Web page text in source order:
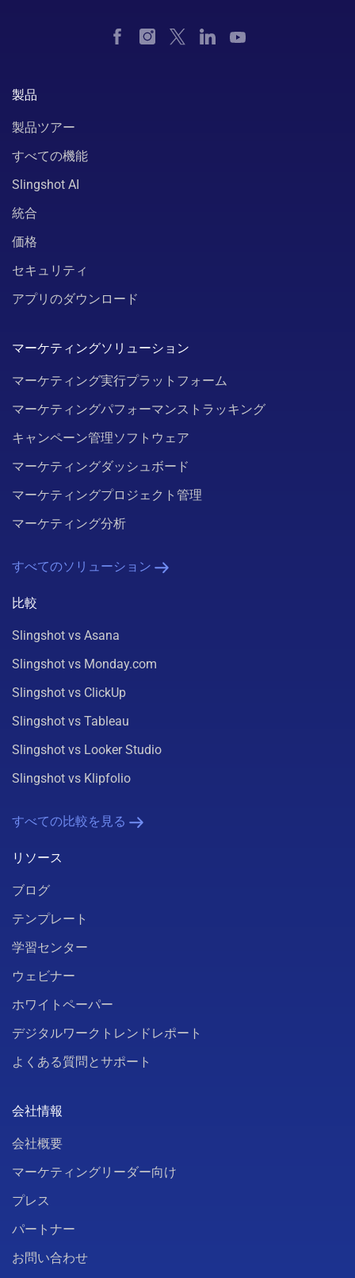
製品
製品ツアー
すべての機能
Slingshot AI
統合
価格
セキュリティ
アプリのダウンロード
マーケティングソリューション
マーケティング実行プラットフォーム
マーケティングパフォーマンストラッキング
キャンペーン管理ソフトウェア
マーケティングダッシュボード
マーケティングプロジェクト管理
マーケティング分析
すべてのソリューション
比較
Slingshot vs Asana
Slingshot vs Monday.com
Slingshot vs ClickUp
Slingshot vs Tableau
Slingshot vs Looker Studio
Slingshot vs Klipfolio
すべての比較を見る
リソース
ブログ
テンプレート
学習センター
ウェビナー
ホワイトペーパー
デジタルワークトレンドレポート
よくある質問とサポート
会社情報
会社概要
マーケティングリーダー向け
プレス
パートナー
お問い合わせ